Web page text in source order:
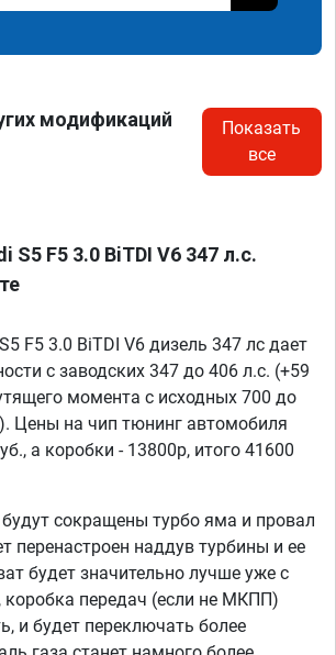
модификаций
Показать
все
S5 F5 3.0 BiTDI V6 347 л.с.
F5 3.0 BiTDI V6 дизель 347 лс дает
с заводских 347 до 406 л.с. (+59
момента с исходных 700 до
Цены на чип тюнинг автомобиля
а коробки - 13800р, итого 41600
сокращены турбо яма и провал
перенастроен наддув турбины и ее
будет значительно лучше уже с
коробка передач (если не МКПП)
и будет переключать более